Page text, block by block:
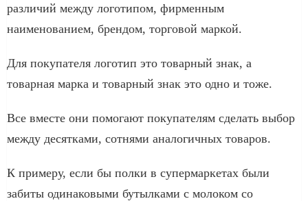
различий между логотипом, фирменным
наименованием, брендом, торговой маркой.
Для покупателя логотип это товарный знак, а
товарная марка и товарный знак это одно и тоже.
Все вместе они помогают покупателям сделать выбор
между десятками, сотнями аналогичных товаров.
К примеру, если бы полки в супермаркетах были
забиты одинаковыми бутылками с молоком со